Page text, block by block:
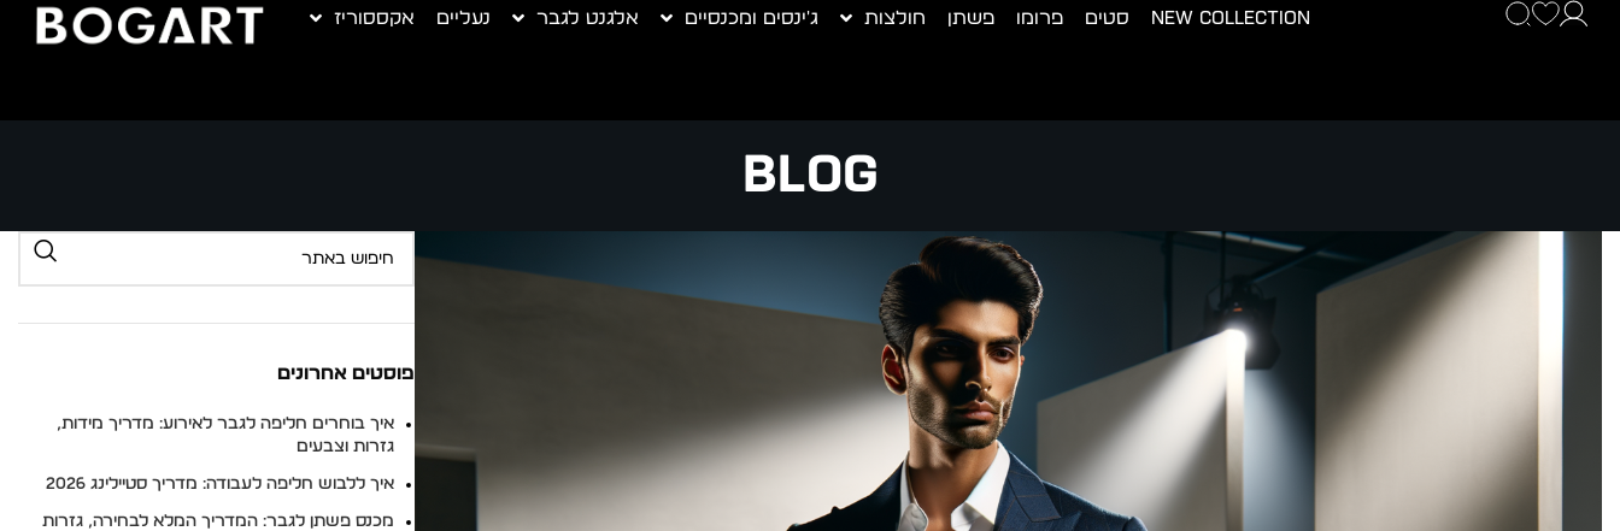
New Collection סטים פרומו פשתן חולצות ג'ינסים ומכנסיים אלגנט לגבר נעליים אקססוריז
Blog
פוסטים אחרונים
איך בוחרים חליפה לגבר לאירוע: מדריך מידות,
גזרות וצבעים
איך ללבוש חליפה לעבודה: מדריך סטיילינג 2026
מכנס פשתן לגבר: המדריך המלא לבחירה, גזרות